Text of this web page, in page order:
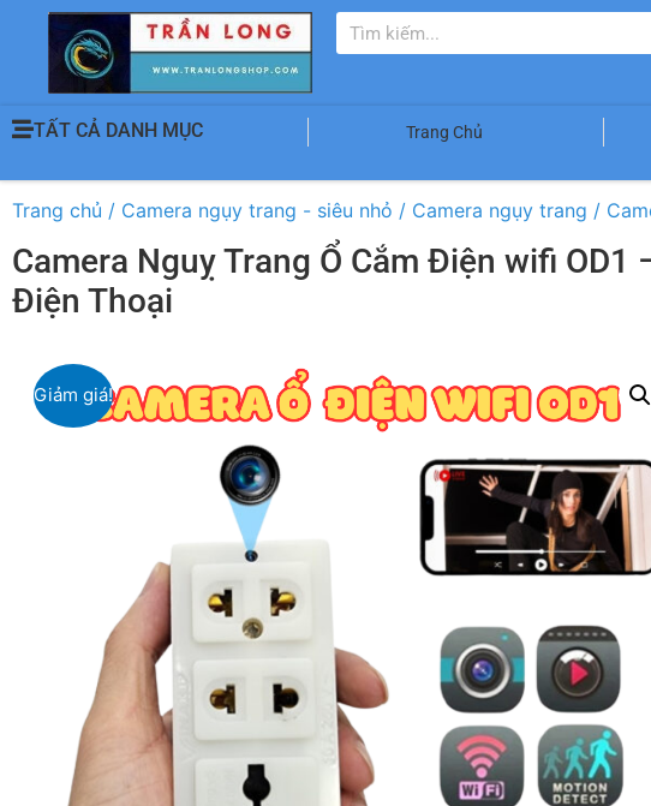
TẤT CẢ DANH MỤC Trang Chủ
Trang chủ / Camera ngụy trang - siêu nhỏ / Camera ngụy trang /
Camera Nguỵ Trang Ổ Cắm Điện wifi OD1
Điện Thoại
Giảm giá!